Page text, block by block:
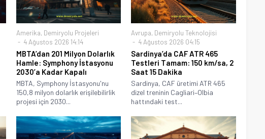
Amerika, Demiryolu Projeleri
4 Ağustos 2026 14:14
MBTA’dan 201 Milyon Dolarlık
Hamle: Symphony İstasyonu
2030’a Kadar Kapalı
MBTA, Symphony İstasyonu'nu
150,8 milyon dolarlık erişilebilirlik
projesi için 2030...
Avrupa, Demiryolu Teknolojisi
4 Ağustos 2026 04:15
Sardinya’da CAF ATR 465
Testleri Tamam: 150 km/sa, 2
Saat 15 Dakika
Sardinya, CAF üretimi ATR 465
dizel treninin Cagliari–Olbia
hattındaki test...